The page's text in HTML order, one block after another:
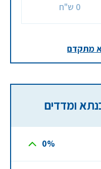
0 ש"ח
מתקדם
ומדדים
0%